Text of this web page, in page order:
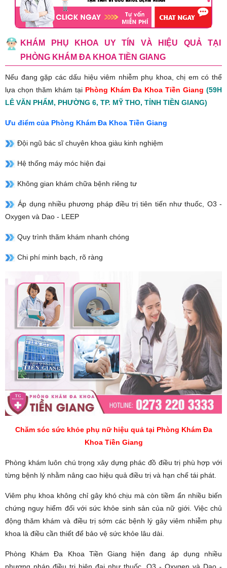
KHÁM PHỤ KHOA UY TÍN VÀ HIỆU QUẢ TẠI
PHÒNG KHÁM ĐA KHOA TIỀN GIANG
Nếu đang gặp các dấu hiệu viêm nhiễm phụ khoa, chị em có thể
lựa chọn thăm khám tại Phòng Khám Đa Khoa Tiền Giang (59H
LÊ VĂN PHẨM, PHƯỜNG 6, TP. MỸ THO, TỈNH TIỀN GIANG)
Ưu điểm của Phòng Khám Đa Khoa Tiền Giang
Đội ngũ bác sĩ chuyên khoa giàu kinh nghiệm
Hệ thống máy móc hiện đại
Không gian khám chữa bệnh riêng tư
Áp dụng nhiều phương pháp điều trị tiên tiến như thuốc, O3 -
Oxygen và Dao - LEEP
Quy trình thăm khám nhanh chóng
Chi phí minh bạch, rõ ràng
Chăm sóc sức khỏe phụ nữ hiệu quả tại Phòng Khám Đa
Khoa Tiền Giang
Phòng khám luôn chú trọng xây dựng phác đồ điều trị phù hợp với
từng bệnh lý nhằm nâng cao hiệu quả điều trị và hạn chế tái phát.
Viêm phụ khoa không chỉ gây khó chịu mà còn tiềm ẩn nhiều biến
chứng nguy hiểm đối với sức khỏe sinh sản của nữ giới. Việc chủ
động thăm khám và điều trị sớm các bệnh lý gây viêm nhiễm phụ
khoa là điều cần thiết để bảo vệ sức khỏe lâu dài.
Phòng Khám Đa Khoa Tiền Giang hiện đang áp dụng nhiều